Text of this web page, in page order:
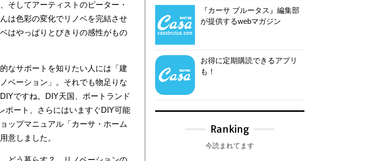
そしてアーティストのピーター・
は色彩の変化でリノベを完結させ
はやっぱりとびきりの感性がもの
なサポートを知りたい人には「建
ベーション」。それでも物足りな
ですね。DIY天国、ポートランド
ポート、さらにはいますぐDIY可能
ップマニュアル「カーサ・ホーム
意しました。
『カーサ ブルータス』編集部
が提供するwebマガジン
お得に定期購読できるアプリ
も！
Ranking
今読まれてます